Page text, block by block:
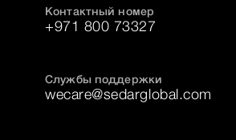
Контактный номер
+971 800 73327
Службы поддержки
wecare@sedarglobal.com